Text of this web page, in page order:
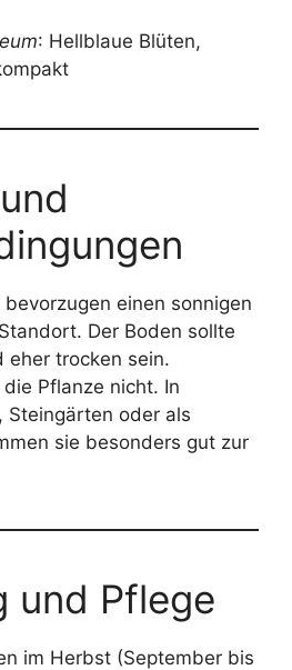
: Hellblaue Blüten,
einen sonnigen
Der Boden sollte
eher trocken sein.
Pflanze nicht. In
Steingärten oder als
sie besonders gut zur
und Pflege
im Herbst (September bis